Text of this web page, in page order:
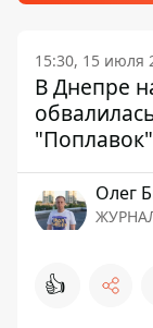
15:30, 15 июля
В Днепре
"Поплавок"
Олег
👍